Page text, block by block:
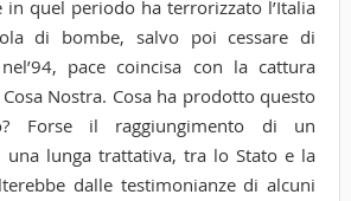
in quel periodo ha terrorizzato l’Italia
di bombe, salvo poi cessare di
pace coincisa con la cattura
Nostra. Cosa ha prodotto questo
Forse il raggiungimento di un
lunga trattativa, tra lo Stato e la
dalle testimonianze di alcuni